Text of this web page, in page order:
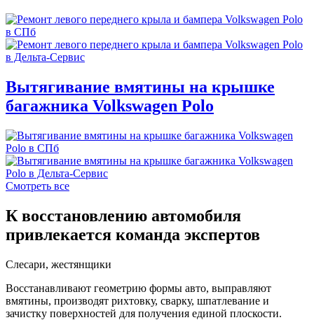
Вытягивание вмятины на крышке
багажника Volkswagen Polo
Смотреть все
К восстановлению автомобиля
привлекается команда экспертов
Слесари, жестянщики
Восстанавливают геометрию формы авто, выправляют
вмятины, производят рихтовку, сварку, шпатлевание и
зачистку поверхностей для получения единой плоскости.